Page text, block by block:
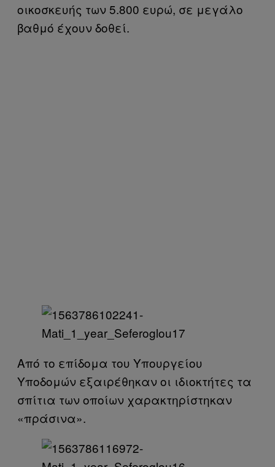
οικοσκευής των 5.800 ευρώ, σε μεγάλο
βαθμό έχουν δοθεί.
Από το επίδομα του Υπουργείου
Υποδομών εξαιρέθηκαν οι ιδιοκτήτες τα
σπίτια των οποίων χαρακτηρίστηκαν
«πράσινα».